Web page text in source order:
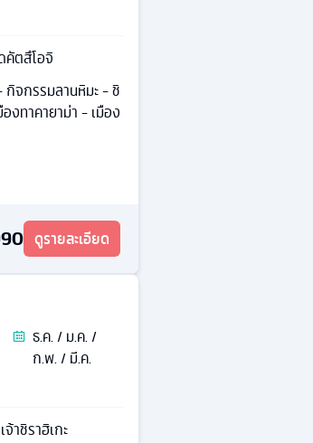
คัตสึโอจิ
กิจกรรมลานหิมะ - ชิ
งทาคายาม่า - เมือง
ดูรายละเอียด
ธ.ค. / ม.ค. /
ก.พ. / มี.ค.
าชิราฮิเกะ